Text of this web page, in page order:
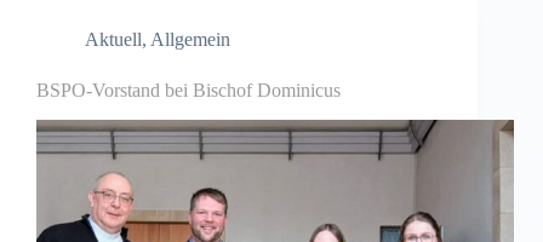
Aktuell, Allgemein
BSPO-Vorstand bei Bischof Dominicus